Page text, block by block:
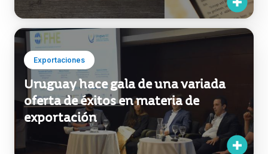
Exportaciones
Uruguay hace gala de una variada
oferta de éxitos en materia de
exportación